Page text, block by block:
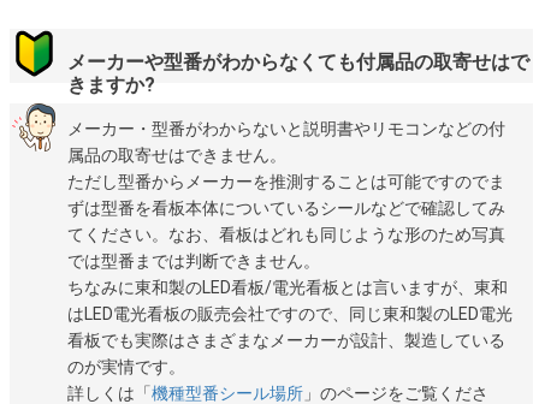
メーカーや型番がわからなくても付属品の取寄せはで
きますか?
メーカー・型番がわからないと説明書やリモコンなどの付
属品の取寄せはできません。
ただし型番からメーカーを推測することは可能ですのでま
ずは型番を看板本体についているシールなどで確認してみ
てください。なお、看板はどれも同じような形のため写真
では型番までは判断できません。
ちなみに東和製のLED看板/電光看板とは言いますが、東和
はLED電光看板の販売会社ですので、同じ東和製のLED電光
看板でも実際はさまざまなメーカーが設計、製造している
のが実情です。
詳しくは「機種型番シール場所 」のページをご覧くださ